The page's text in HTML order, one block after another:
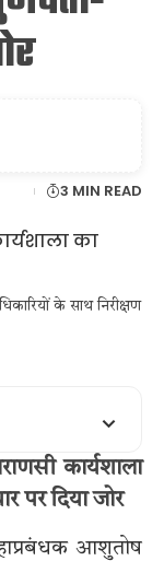
3 MIN READ
के साथ निरीक्षण
कार्यशाला
पर दिया जोर
आशुतोष